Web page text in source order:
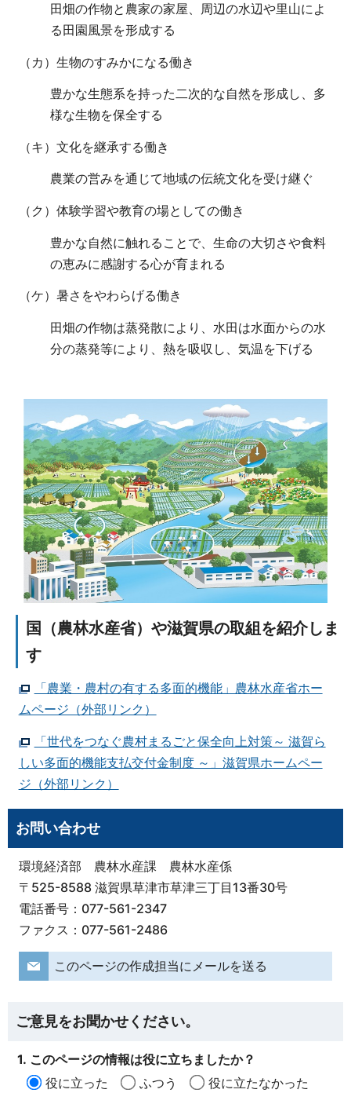
田畑の作物と農家の家屋、周辺の水辺や里山によ
る田園風景を形成する
（カ）生物のすみかになる働き
豊かな生態系を持った二次的な自然を形成し、多
様な生物を保全する
（キ）文化を継承する働き
農業の営みを通じて地域の伝統文化を受け継ぐ
（ク）体験学習や教育の場としての働き
豊かな自然に触れることで、生命の大切さや食料
の恵みに感謝する心が育まれる
（ケ）暑さをやわらげる働き
田畑の作物は蒸発散により、水田は水面からの水
分の蒸発等により、熱を吸収し、気温を下げる
国（農林水産省）や滋賀県の取組を紹介しま
す
「農業・農村の有する多面的機能」農林水産省ホー
ムページ（外部リンク）
「世代をつなぐ農村まるごと保全向上対策～ 滋賀ら
しい多面的機能支払交付金制度 ～」滋賀県ホームペー
ジ（外部リンク）
お問い合わせ
環境経済部 農林水産課 農林水産係
〒525-8588 滋賀県草津市草津三丁目13番30号
電話番号：077-561-2347
ファクス：077-561-2486
このページの作成担当にメールを送る
ご意見をお聞かせください。
1. このページの情報は役に立ちましたか？
役に立った
ふつう
役に立たなかった